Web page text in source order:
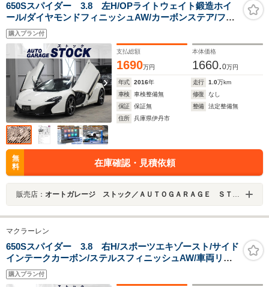
650Sスパイダー 3.8 左H/OPライトウェイト鍛造ホイ
ール/ダイヤモンドフィニッシュAW/カーボンステア/フル
レザーインテリア/車両リフト/前後ソナー/バックカメラ/
ブラックキャリパー/MERIDIANサウンド/記録簿/スペアキ
購入プラン付
支払総額
1690万円
本体価格
1660.0万円
年式 2016年 走行 1.0万km
車検
車検整備無 修復
なし
保証
保証無 整備
法定整備無
住所
兵庫県伊丹市
無
料
在庫確認・見積依頼
販売店： オートガレージ ストック／ＡＵＴＯＧＡＲＡＧＥ ＳＴＯＣＫ
マクラーレン
650Sスパイダー 3.8 右H/スポーツエキゾースト/サイド
インテークカーボン/ステルスフィニッシュAW/車両リフ
ト/前後ソナー/バックカメラ/ステルスバッチ/アルカンタ
ーラステア/レッドキャリパー/MERIDIAN
購入プラン付